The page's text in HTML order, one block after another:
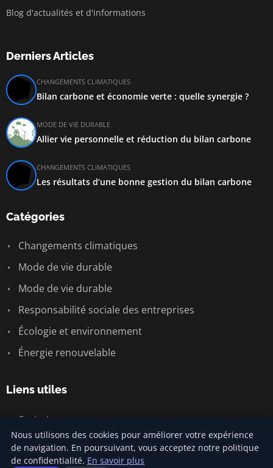
Blog d'actualités et d'informations
Derniers Articles
CHANGEMENTS CLIMATIQUES
Bilan carbone et économie verte : quelle synergie ?
MODE DE VIE DURABLE
Allier vie personnelle et réduction du bilan carbone
CHANGEMENTS CLIMATIQUES
Les résultats d’une bonne gestion du bilan carbone
Catégories
Changements climatiques
Mode de vie durable
Mode de vie durable
Responsabilité sociale des entreprises
Écologie et environnement
Énergie renouvelable
Liens utiles
Contact
Nous utilisons des cookies pour améliorer votre expérience
de navigation. En poursuivant, vous acceptez notre politique
de confidentialité. En savoir plus